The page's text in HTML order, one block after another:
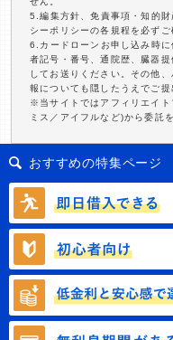
5.編集方針、免責事項・知的
シーポリシーの各規程を必ず
6.カードローンお申し込み時
者記号・番号、通院歴、臓器
してお送りください。その他
報についても隠したうえでご提
※当サイトではアフィリエイト
ミス／アイフルなど)から委託
おすすめの特集ページ